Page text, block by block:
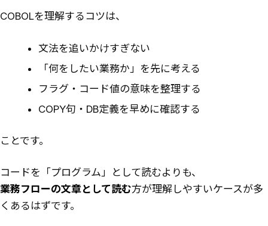
COBOLを理解するコツは、
文法を追いかけすぎない
「何をしたい業務か」を先に考える
フラグ・コード値の意味を整理する
COPY句・DB定義を早めに確認する
ことです。
コードを「プログラム」として読むよりも、
業務フローの文章として読む方が理解しやすいケースが多
くあるはずです。